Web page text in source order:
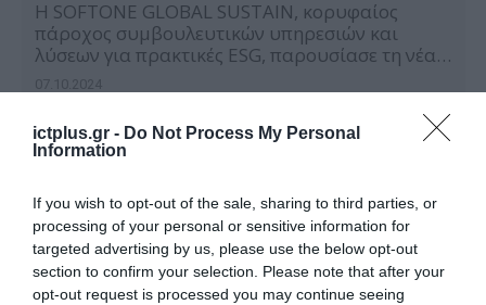
ictplus.gr - Do Not Process My Personal
Information
If you wish to opt-out of the sale, sharing to third parties, or
processing of your personal or sensitive information for
targeted advertising by us, please use the below opt-out
section to confirm your selection. Please note that after your
opt-out request is processed you may continue seeing
Η SOFTONE GLOBAL SUSTAIN, κορυφαίος
πάροχος συμβουλευτικών υπηρεσιών και
λύσεων για πρακτικές ESG, παρουσίασε τη νέα
νέα αυτή πλατφόρμα επιτρέπει σε επιχειρήσεις
κάθε μεγέθους να συγκεντρώνουν, να
παρακολουθούν και να
αξιολογούν ESG δεδομένα και δείκτες
λειτουργίες όσο και για την εφοδιαστική τους
αλυσίδα. Το ESG4ALL είναι ένα ισχυρό εργαλείο
για τη διαχείριση και βελτίωση των […]